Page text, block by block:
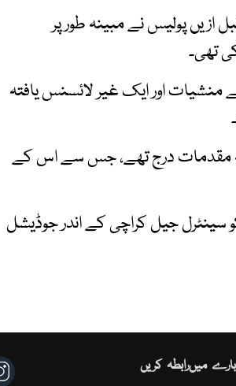
پولیس نے مبینہ طور پر
تھی۔
اور ایک غیر لائسنس یافتہ
مقدمات درج تھے، جس سے اس کے
سینٹرل جیل کراچی کے اندر جوڈیشل
رابطہ کریںمیں